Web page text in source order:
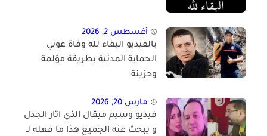
أغسطس 2, 2026
بالفيديو البقاء لله وفاة عوني
الحماية المدنية بطريقة مؤلمة
وحزينة
مارس 20, 2026
فيديو وسيم ميقال الذي اثار الجدل
و يبحث عنه الجميع هذا ما فعله لـ